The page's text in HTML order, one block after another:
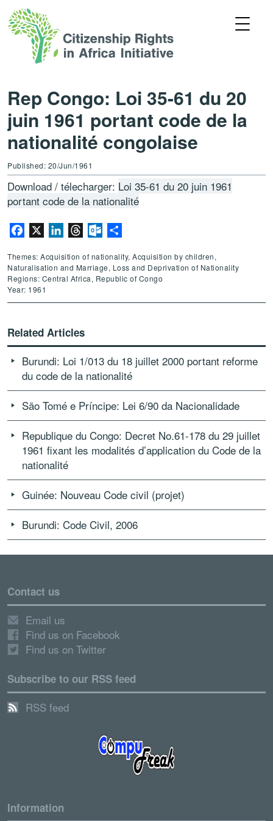
Rep Congo: Loi 35-61 du 20
juin 1961 portant code de la
nationalité congolaise
Published: 20/Jun/1961
Download / télecharger: Loi 35-61 du 20 juin 1961
portant code de la nationalité
Facebook LinkedInThreadsOutlook.com
Themes: Acquisition of nationality, Acquisition by children,
Naturalisation and Marriage, Loss and Deprivation of Nationality
Regions: Central Africa, Republic of Congo
Year: 1961
Related Articles
Burundi: Loi 1/013 du 18 juillet 2000 portant reforme
du code de la nationalité
São Tomé e Príncipe: Lei 6/90 da Nacionalidade
Republique du Congo: Decret No.61-178 du 29 juillet
1961 fixant les modalités d’application du Code de la
nationalité
Guinée: Nouveau Code civil (projet)
Burundi: Code Civil, 2006
Contact us
Email us
Find us on Facebook
Find us on Twitter
Subscribe to our RSS feed
RSS feed
Information